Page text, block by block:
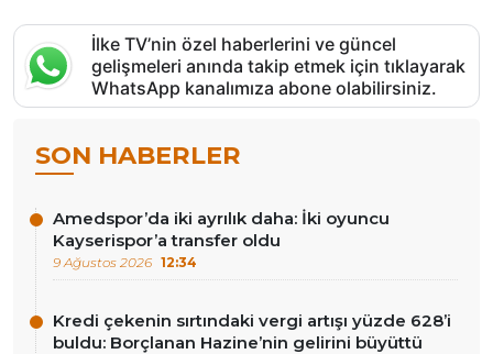
İlke TV’nin özel haberlerini ve güncel
gelişmeleri anında takip etmek için tıklayarak
WhatsApp kanalımıza abone olabilirsiniz.
SON HABERLER
Amedspor’da iki ayrılık daha: İki oyuncu
Kayserispor’a transfer oldu
9 Ağustos 2026 12:34
Kredi çekenin sırtındaki vergi artışı yüzde 628’i
buldu: Borçlanan Hazine’nin gelirini büyüttü